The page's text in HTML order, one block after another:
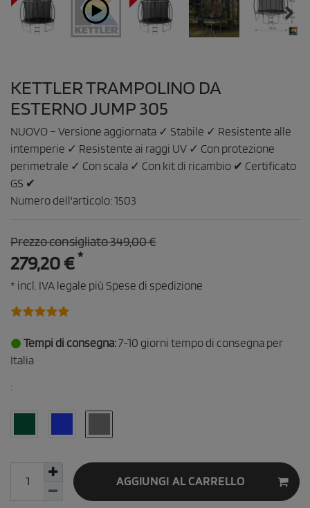
KETTLER TRAMPOLINO DA
ESTERNO JUMP 305
NUOVO – Versione aggiornata ✓ Stabile ✓ Resistente alle
intemperie ✓ Resistente ai raggi UV ✓ Con protezione
perimetrale ✓ Con scala ✓ Con kit di ricambio ✔ Certificato
GS ✔
Numero dell'articolo: 1503
Prezzo consigliato 349,00 €
279,20 €*
* incl. IVA legale più Spese di spedizione
Tempi di consegna:7-10 giorni tempo di consegna per
Italia
:
AGGIUNGI AL CARRELLO